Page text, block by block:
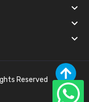
keyboard_arrow_down
keyboard_arrow_down
keyboard_arrow_down
Reserved